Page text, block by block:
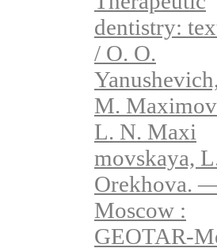
dentistry:
/ O. O.
M.
L. N. Maxi
movskaya,
Orekhova.
Moscow :
GEOTAR-